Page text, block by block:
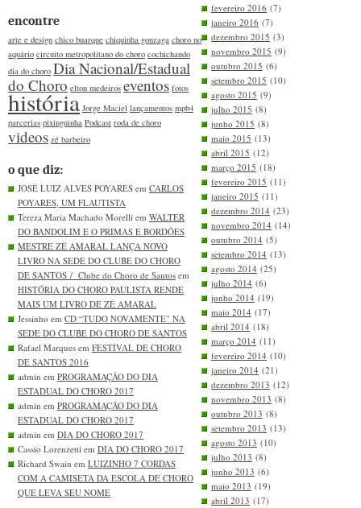
encontre
arte e design chico buarque chiquinha gonzaga choro no
aquário circuito metropolitano do choro cochichando
dia do choro Dia Nacional/Estadual
do Choro elton medeiros eventos fotos
história Jorge Maciel lançamentos mpb4
parcerias pixinguinha Podcast roda de choro
videos zé barbeiro
o que diz:
JOSÉ LUIZ ALVES POYARES em CARLOS
POYARES, UM FLAUTISTA
Tereza Maria Machado Morelli em WALTER
DO BANDOLIM E O PRIMAS E BORDÕES
MESTRE ZÉ AMARAL LANÇA NOVO
LIVRO NA SEDE DO CLUBE DO CHORO
DE SANTOS / Clube do Choro de Santos em
HISTÓRIA DO CHORO PAULISTA RENDE
MAIS UM LIVRO DE ZÉ AMARAL
Jessinho em CD “TUDO NOVAMENTE” NA
SEDE DO CLUBE DO CHORO DE SANTOS
Rafael Marques em FESTIVAL DE CHORO
DE SANTOS 2016
admin em PROGRAMAÇÃO DO DIA
ESTADUAL DO CHORO 2017
admin em PROGRAMAÇÃO DO DIA
ESTADUAL DO CHORO 2017
admin em DIA DO CHORO 2017
Cassio Lorenzetti em DIA DO CHORO 2017
Richard Swain em LUIZINHO 7 CORDAS
COM A CAMISETA DA ESCOLA DE CHORO
QUE LEVA SEU NOME
fevereiro 2016 (7)
janeiro 2016 (7)
dezembro 2015 (3)
novembro 2015 (9)
outubro 2015 (6)
setembro 2015 (10)
agosto 2015 (9)
julho 2015 (8)
junho 2015 (8)
maio 2015 (13)
abril 2015 (12)
março 2015 (18)
fevereiro 2015 (11)
janeiro 2015 (11)
dezembro 2014 (23)
novembro 2014 (14)
outubro 2014 (5)
setembro 2014 (13)
agosto 2014 (25)
julho 2014 (6)
junho 2014 (19)
maio 2014 (17)
abril 2014 (18)
março 2014 (11)
fevereiro 2014 (10)
janeiro 2014 (21)
dezembro 2013 (12)
novembro 2013 (8)
outubro 2013 (8)
setembro 2013 (13)
agosto 2013 (10)
julho 2013 (8)
junho 2013 (6)
maio 2013 (19)
abril 2013 (17)